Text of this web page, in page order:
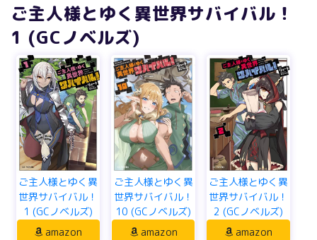
ご主人様とゆく異世界サバイバル！
1 (GCノベルズ)
ご主人様とゆく異
世界サバイバル！
1 (GCノベルズ)
amazon
ご主人様とゆく異
世界サバイバル！
10 (GCノベルズ)
amazon
ご主人様とゆく異
世界サバイバル！
2 (GCノベルズ)
amazon